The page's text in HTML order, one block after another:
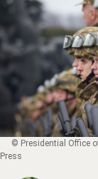
© Presidential Office
Press